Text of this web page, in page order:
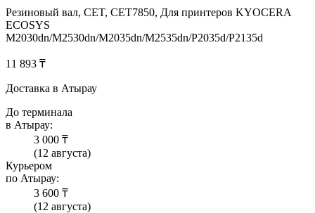
Резиновый вал, CET, CET7850, Для принтеров KYOCERA
ECOSYS
M2030dn/M2530dn/M2035dn/M2535dn/P2035d/P2135d
11 893 ₸
Доставка в Атырау
До терминала
в Атырау:
3 000 ₸
(12 августа)
Курьером
по Атырау:
3 600 ₸
(12 августа)